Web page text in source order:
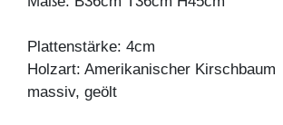
Plattenstärke: 4cm
Holzart: Amerikanischer Kirschbaum
massiv, geölt